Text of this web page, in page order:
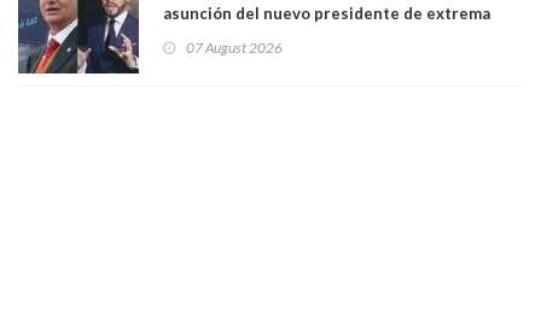
asunción del nuevo presidente de extrema
07 August 2026